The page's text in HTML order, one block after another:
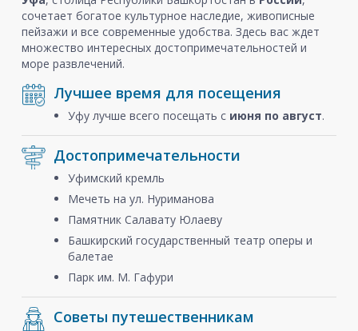
сочетает богатое культурное наследие, живописные
пейзажи и все современные удобства. Здесь вас ждет
множество интересных достопримечательностей и
море развлечений.
Лучшее время для посещения
Уфу лучше всего посещать с июня по август.
Достопримечательности
Уфимский кремль
Мечеть на ул. Нуриманова
Памятник Салавату Юлаеву
Башкирский государственный театр оперы и
балетаe
Парк им. М. Гафури
Советы путешественникам